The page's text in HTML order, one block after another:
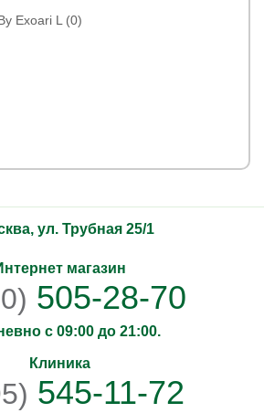
Exoari L (0)
ул. Трубная 25/1
магазин
505-28-70
с 09:00 до 21:00.
Клиника
545-11-72